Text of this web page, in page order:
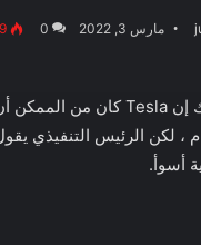
مارس 3, 2022 0
عام ، لكن الرئيس التنفيذي
أسوأ.